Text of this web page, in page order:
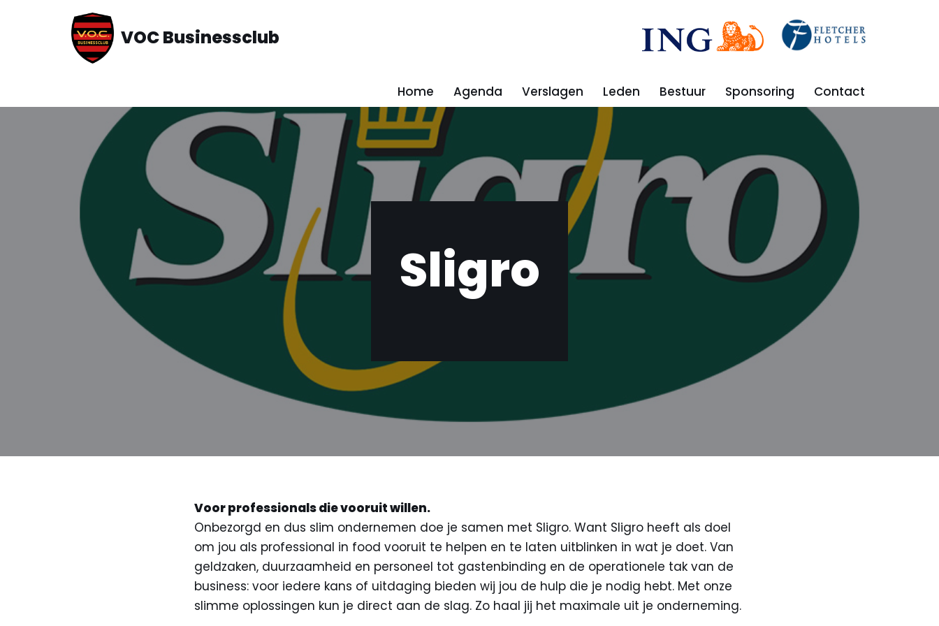
VOC Businessclub
Home Agenda Verslagen Leden Bestuur Sponsoring Contact
Sligro
Voor professionals die vooruit willen.
Onbezorgd en dus slim ondernemen doe je samen met Sligro. Want Sligro heeft als doel
om jou als professional in food vooruit te helpen en te laten uitblinken in wat je doet. Van
geldzaken, duurzaamheid en personeel tot gastenbinding en de operationele tak van de
business: voor iedere kans of uitdaging bieden wij jou de hulp die je nodig hebt. Met onze
slimme oplossingen kun je direct aan de slag. Zo haal jij het maximale uit je onderneming.